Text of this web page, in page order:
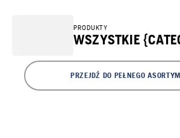
PRODUKTY
WSZYSTKIE
PRZEJDŹ DO PEŁNEGO